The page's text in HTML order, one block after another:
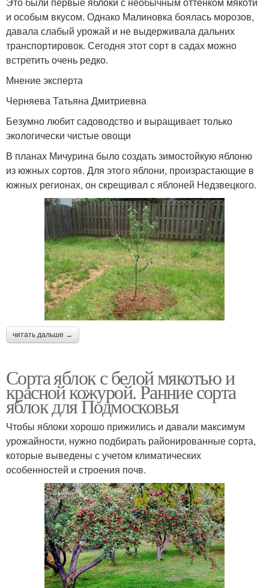
и особым вкусом. Однако Малиновка боялась морозов,
давала слабый урожай и не выдерживала дальних
транспортировок. Сегодня этот сорт в садах можно
встретить очень редко.
Мнение эксперта
Черняева Татьяна Дмитриевна
Безумно любит садоводство и выращивает только
экологически чистые овощи
В планах Мичурина было создать зимостойкую яблоню
из южных сортов. Для этого яблони, произрастающие в
южных регионах, он скрещивал с яблоней Недзвецкого.
читать дальше →
Сорта яблок с белой мякотью и
красной кожурой. Ранние сорта
яблок для Подмосковья
Чтобы яблоки хорошо прижились и давали максимум
урожайности, нужно подбирать районированные сорта,
которые выведены с учетом климатических
особенностей и строения почв.